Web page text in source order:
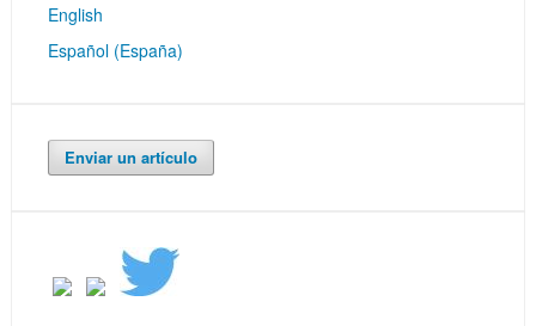
English
Español (España)
Enviar un artículo